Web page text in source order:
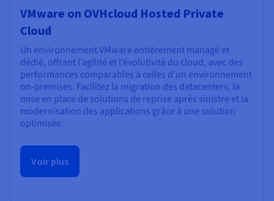
VMware on OVHcloud Hosted Private
Cloud
Un environnement VMware entièrement managé et
dédié, offrant l’agilité et l’évolutivité du cloud, avec des
performances comparables à celles d’un environnement
on-premises. Facilitez la migration des datacenters, la
mise en place de solutions de reprise après sinistre et la
modernisation des applications grâce à une solution
optimisée.
Voir plus